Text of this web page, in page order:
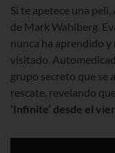
Si te apetece una
de Mark Wahlberg.
nunca ha aprendido y
visitado.
grupo secreto que se
rescate, revelando
‘Infinite’ desde el